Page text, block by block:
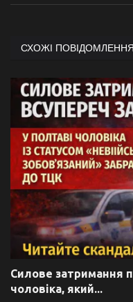
СХОЖІ ПОВІДОМЛЕННЯ
Силове затримання
чоловіка, який...